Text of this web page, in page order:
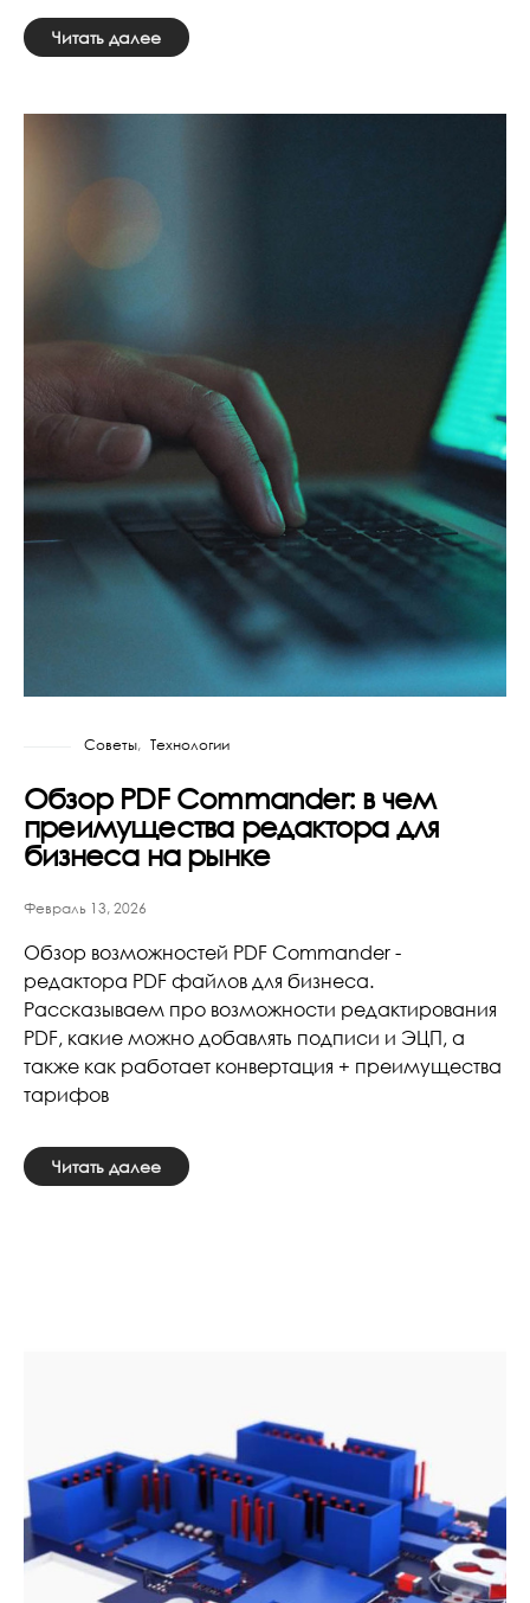
Читать далее
Советы Технологии
Обзор PDF Commander: в чем
преимущества редактора для
бизнеса на рынке
Февраль 13, 2026
Обзор возможностей PDF Commander -
редактора PDF файлов для бизнеса.
Рассказываем про возможности редактирования
PDF, какие можно добавлять подписи и ЭЦП, а
также как работает конвертация + преимущества
тарифов
Читать далее